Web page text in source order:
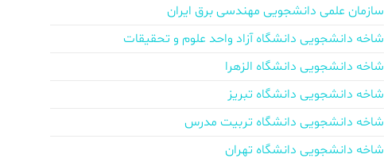
سازمان علمی دانشجویی مهندسی برق ایران
شاخه دانشجویی دانشگاه آزاد واحد علوم و تحقیقات
شاخه دانشجویی دانشگاه الزهرا
شاخه دانشجویی دانشگاه تبریز
شاخه دانشجویی دانشگاه تربیت مدرس
شاخه دانشجویی دانشگاه تهران